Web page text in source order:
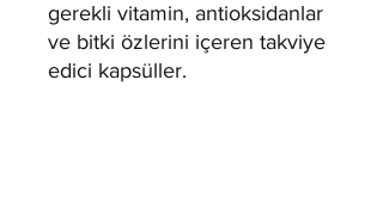
gerekli vitamin, antioksidanlar
ve bitki özlerini içeren takviye
edici kapsüller.